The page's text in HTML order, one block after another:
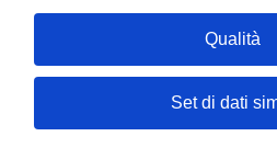
Spaziale:
48.4157519 ],
48.4157519 ],
Qualità
Set di dati